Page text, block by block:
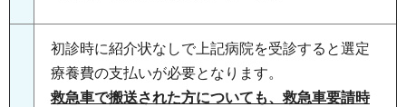
初診時に紹介状なしで上記病院を受診すると選定
療養費の支払いが必要となります。
救急車で搬送された方についても、救急車要請時